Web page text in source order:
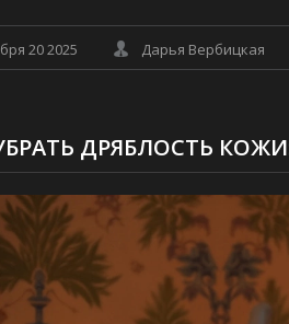
20 2025 Дарья Вербицкая
ДРЯБЛОСТЬ